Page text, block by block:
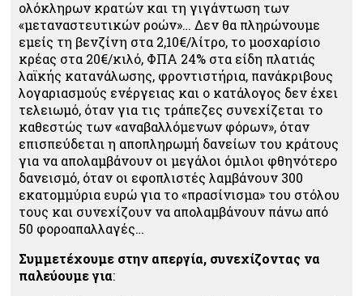
ολόκληρων κρατών και τη γιγάντωση των
«μεταναστευτικών ροών»… Δεν θα πληρώνουμε
εμείς τη βενζίνη στα 2,10€/λίτρο, το μοσχαρίσιο
κρέας στα 20€/κιλό, ΦΠΑ 24% στα είδη πλατιάς
λαϊκής κατανάλωσης, φροντιστήρια, πανάκριβους
λογαριασμούς ενέργειας και ο κατάλογος δεν έχει
τελειωμό, όταν για τις τράπεζες συνεχίζεται το
καθεστώς των «αναβαλλόμενων φόρων», όταν
επισπεύδεται η αποπληρωμή δανείων του κράτους
για να απολαμβάνουν οι μεγάλοι όμιλοι φθηνότερο
δανεισμό, όταν οι εφοπλιστές λαμβάνουν 300
εκατομμύρια ευρώ για το «πρασίνισμα» του στόλου
τους και συνεχίζουν να απολαμβάνουν πάνω από
50 φοροαπαλλαγές…
Συμμετέχουμε στην απεργία, συνεχίζοντας να
παλεύουμε για: